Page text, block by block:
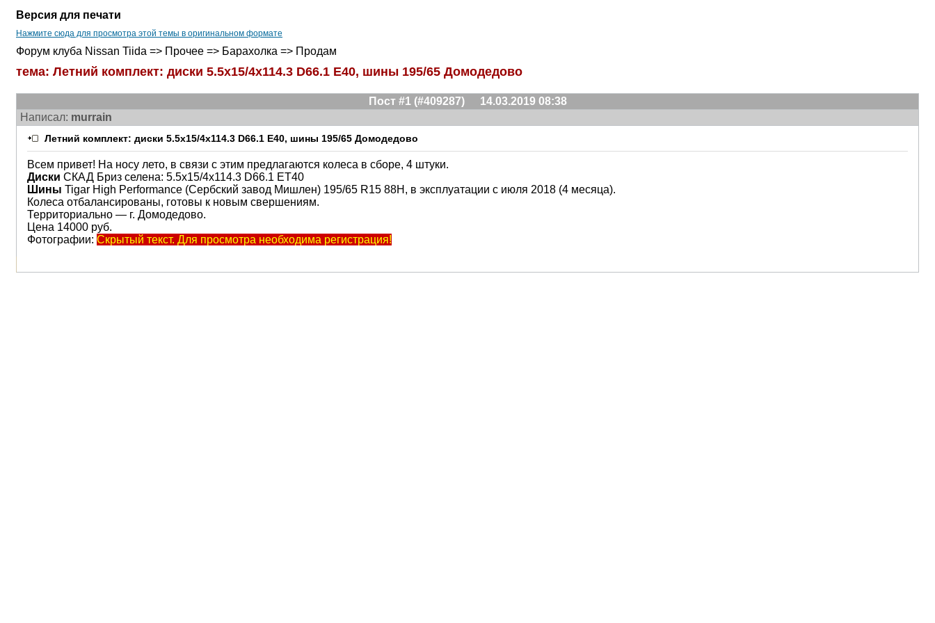
Версия для печати
Нажмите сюда для просмотра этой темы в оригинальном формате
Форум клуба Nissan Tiida => Прочее => Барахолка => Продам
тема: Летний комплект: диски 5.5x15/4x114.3 D66.1 E40, шины 195/65 Домодедово
Пост #1 (#409287)
14.03.2019 08:38
Написал: murrain
Летний комплект: диски 5.5x15/4x114.3 D66.1 E40, шины 195/65 Домодедово
Всем привет! На носу лето, в связи с этим предлагаются колеса в сборе, 4 штуки.
Диски СКАД Бриз селена: 5.5x15/4x114.3 D66.1 ET40
Шины Tigar High Performance (Сербский завод Мишлен) 195/65 R15 88H, в эксплуатации с июля 2018 (4 месяца).
Колеса отбалансированы, готовы к новым свершениям.
Территориально — г. Домодедово.
Цена 14000 руб.
Фотографии: Скрытый текст. Для просмотра необходима регистрация!